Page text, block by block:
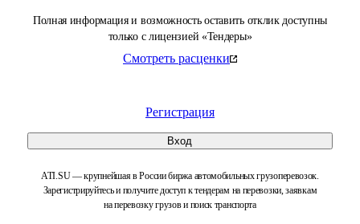
Полная информация и возможность оставить отклик доступны
только с лицензией «Тендеры»
Смотреть расценки
Регистрация
Вход
ATI.SU — крупнейшая в России биржа автомобильных грузоперевозок.
Зарегистрируйтесь и получите доступ к тендерам на перевозки, заявкам
на перевозку грузов и поиск транспорта